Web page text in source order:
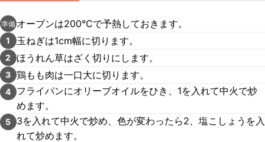
準備 オーブンは200℃で予熱しておきます。
1 玉ねぎは1cm幅に切ります。
2 ほうれん草はざく切りにします。
3 鶏もも肉は一口大に切ります。
4
フライパンにオリーブオイルをひき、1を入れて中火で炒
めます。
5
3を入れて中火で炒め、色が変わったら2、塩こしょうを入
れて炒めます。